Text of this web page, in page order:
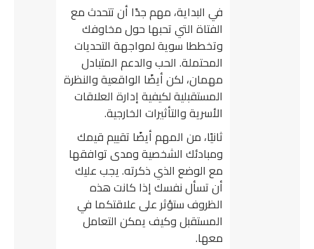
في البداية، مهم جدًا أن تتحدث مع
الفتاة التي تحبها حول مخاوفك
وتخططا سوية لمواجهة التحديات
المحتملة. الحب والدعم المتبادل
مهمان، لكن أيضًا الواقعية والنظرة
المستقبلية لكيفية إدارة العلاقات
الأسرية والتأثيرات الخارجية.
ثانيًا، من المهم أيضًا تقييم قيمك
ومبادئك الشخصية ومدى توافقها
مع الوضع الذي ذكرته. يجب عليك
أن تسأل نفسك إذا كانت هذه
الظروف ستؤثر على علاقتكما في
المستقبل وكيف يمكن التعامل
معها.